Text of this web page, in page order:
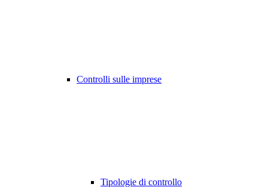
Controlli sulle imprese
Tipologie di controllo